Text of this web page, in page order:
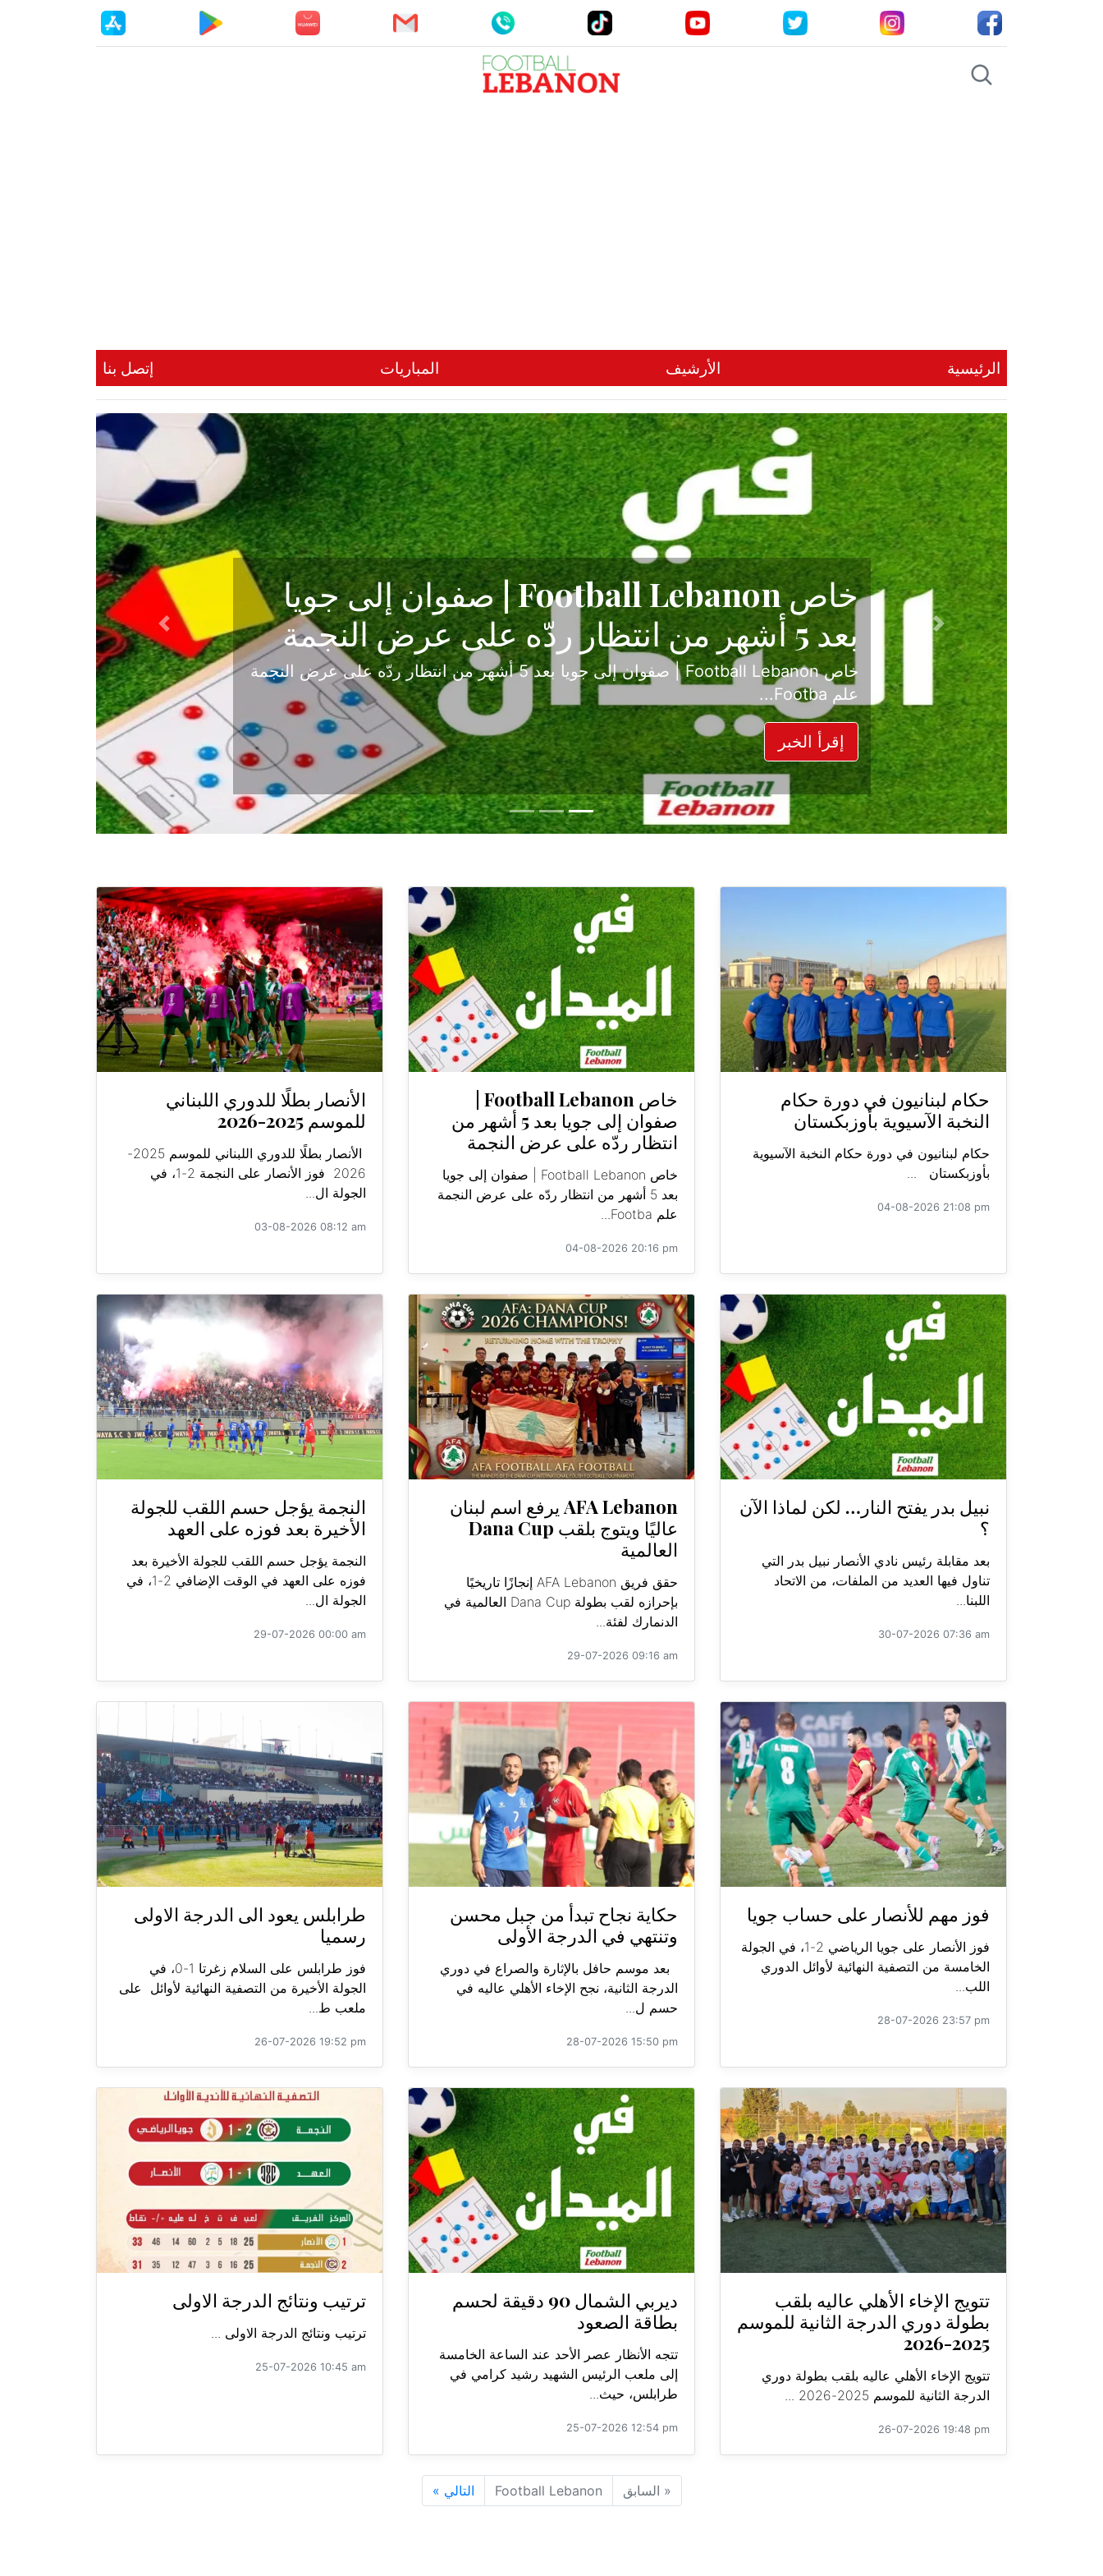
الرئيسية الأرشيف المباريات إتصل بنا
حكاية نجاح تبدأ من جبل محسن وتنتهي في
الدرجة الأولى
بعد موسم حافل بالإثارة والصراع في دوري الدرجة الثانية، نجح الإخاء الأهلي عاليه في
حسم ل...
إقرأ الخبر
Previous
Next
حكام لبنانيون في دورة حكام
النخبة الآسيوية بأوزبكستان
حكام لبنانيون في دورة حكام النخبة الآسيوية
بأوزبكستان ...
04-08-2026 21:08 pm
صفوان إلى جويا بعد 5 أشهر من
انتظار ردّه على عرض النجمة
خاص Football Lebanon | صفوان إلى جويا
بعد 5 أشهر من انتظار ردّه على عرض النجمة
علم Footba...
04-08-2026 20:16 pm
الأنصار بطلًا للدوري اللبناني
للموسم 2025-2026
الأنصار بطلًا للدوري اللبناني للموسم 2025-
2026 فوز الأنصار على النجمة 2-1، في
الجولة ال...
03-08-2026 08:12 am
نبيل بدر يفتح النار… لكن لماذا الآن
؟
بعد مقابلة رئيس نادي الأنصار نبيل بدر التي
تناول فيها العديد من الملفات، من الاتحاد
اللبنا...
30-07-2026 07:36 am
AFA Lebanon يرفع اسم لبنان
عاليًا ويتوج بلقب Dana Cup
العالمية
حقق فريق AFA Lebanon إنجازًا تاريخيًا
بإحرازه لقب بطولة Dana Cup العالمية في
الدنمارك لفئة...
29-07-2026 09:16 am
النجمة يؤجل حسم اللقب للجولة
الأخيرة بعد فوزه على العهد
النجمة يؤجل حسم اللقب للجولة الأخيرة بعد
فوزه على العهد في الوقت الإضافي 2-1، في
الجولة ال...
29-07-2026 00:00 am
فوز مهم للأنصار على حساب جويا
فوز الأنصار على جويا الرياضي 2-1، في الجولة
الخامسة من التصفية النهائية لأوائل الدوري
اللب...
28-07-2026 23:57 pm
حكاية نجاح تبدأ من جبل محسن
وتنتهي في الدرجة الأولى
بعد موسم حافل بالإثارة والصراع في دوري
الدرجة الثانية، نجح الإخاء الأهلي عاليه في
حسم ل...
28-07-2026 15:50 pm
طرابلس يعود الى الدرجة الاولى
رسميا
فوز طرابلس على السلام زغرتا 1-0، في
الجولة الأخيرة من التصفية النهائية لأوائل على
ملعب ط...
26-07-2026 19:52 pm
تتويج الإخاء الأهلي عاليه بلقب
بطولة دوري الدرجة الثانية للموسم
2025-2026
تتويج الإخاء الأهلي عاليه بلقب بطولة دوري
الدرجة الثانية للموسم 2025-2026 ...
26-07-2026 19:48 pm
ديربي الشمال 90 دقيقة لحسم
بطاقة الصعود
تتجه الأنظار عصر الأحد عند الساعة الخامسة
إلى ملعب الرئيس الشهيد رشيد كرامي في
طرابلس، حيث...
25-07-2026 12:54 pm
ترتيب ونتائج الدرجة الاولى
ترتيب ونتائج الدرجة الاولى ...
25-07-2026 10:45 am
« السابق Football Lebanon التالي »